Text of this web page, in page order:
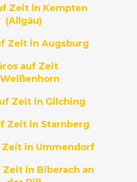
Zeit in Kempten
(Allgäu)
Zeit in Augsburg
auf Zeit
Zeit in Gilching
Zeit in Starnberg
Zeit in Ummendorf
Zeit in Biberach an